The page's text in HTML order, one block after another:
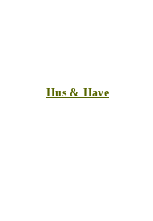
Hus & Have